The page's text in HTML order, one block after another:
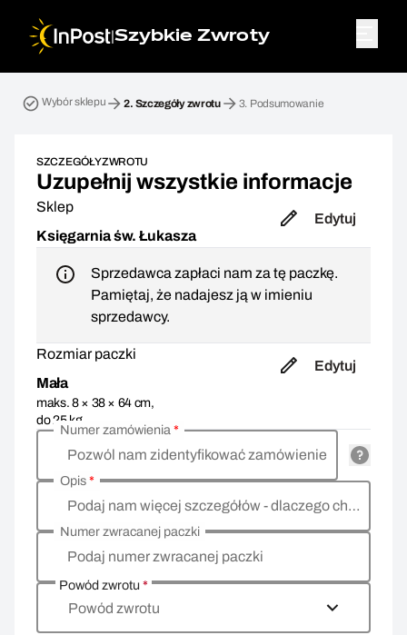
|Szybkie Zwroty
Wybór sklepu 2. Szczegóły zwrotu 3. Podsumowanie
SZCZEGÓŁY ZWROTU
Uzupełnij wszystkie informacje
Sklep
Księgarnia św. Łukasza
Edytuj
Sprzedawca zapłaci nam za tę paczkę.
Pamiętaj, że nadajesz ją w imieniu
sprzedawcy.
Rozmiar paczki
Mała
maks. 8 × 38 × 64 cm,
do 25 kg
Edytuj
Pozwól nam zidentyfikować zamówienie
Numer zamówienia*
Podaj nam więcej szczegółów - dlaczego chcesz zwrócić towar, co jest powodem?
Opis*
Podaj numer zwracanej paczki
Numer zwracanej paczki
Powód zwrotu*
Powód zwrotu